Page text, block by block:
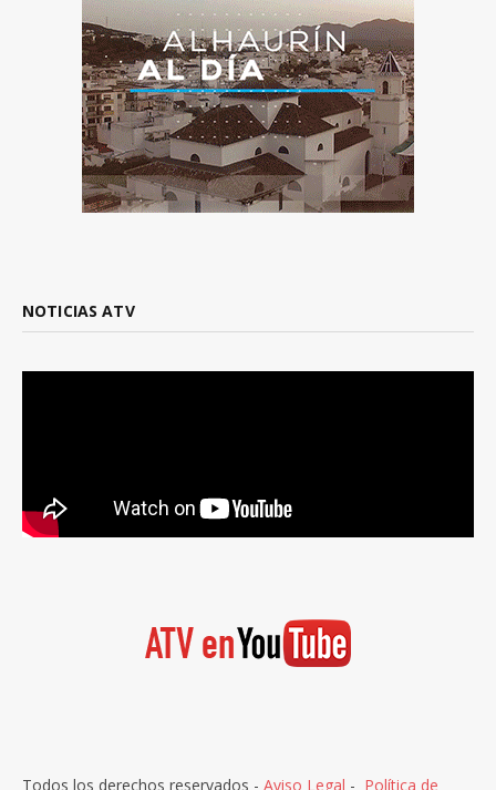
NOTICIAS ATV
Todos los derechos reservados - Aviso Legal - Política de